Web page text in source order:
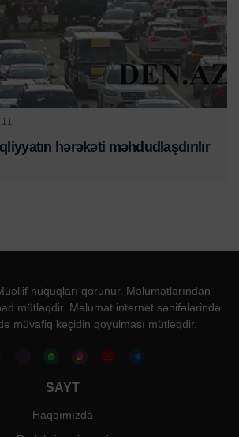
hərəkəti məhdudlaşdırılır
hüquqları qorunur. Məlumatlarından
mütləqdir. Məlumat internet səhifələrində
müvafiq keçidin qoyulması mütləqdir.
SAYT
Haqqımızda